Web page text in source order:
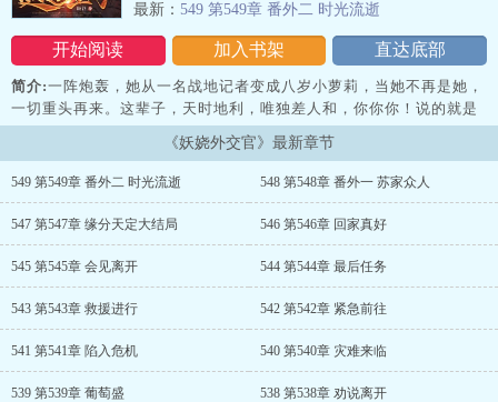
开始阅读 加入书架 直达底部
最新： 549 第549章 番外二 时光流逝
简介:一阵炮轰，她从一名战地记者变成八岁小萝莉，当她不再是她，
一切重头再来。这辈子，天时地利，唯独差人和，你你你！说的就是
你，本是同根生，为什么你就是挡我的道！看
《妖娆外交官》最新章节
549 第549章 番外二 时光流逝 548 第548章 番外一 苏家众人
547 第547章 缘分天定大结局 546 第546章 回家真好
545 第545章 会见离开 544 第544章 最后任务
543 第543章 救援进行 542 第542章 紧急前往
541 第541章 陷入危机 540 第540章 灾难来临
539 第539章 葡萄盛 538 第538章 劝说离开